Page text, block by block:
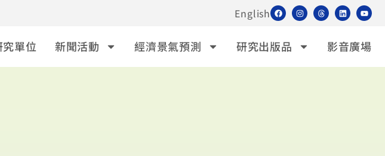
English
究單位 新聞活動 經濟景氣預測 研究出版品 影音廣場